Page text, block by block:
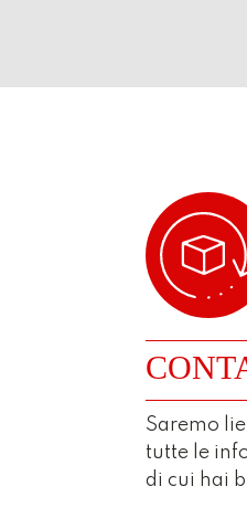
Saremo
tutte le
di cui hai